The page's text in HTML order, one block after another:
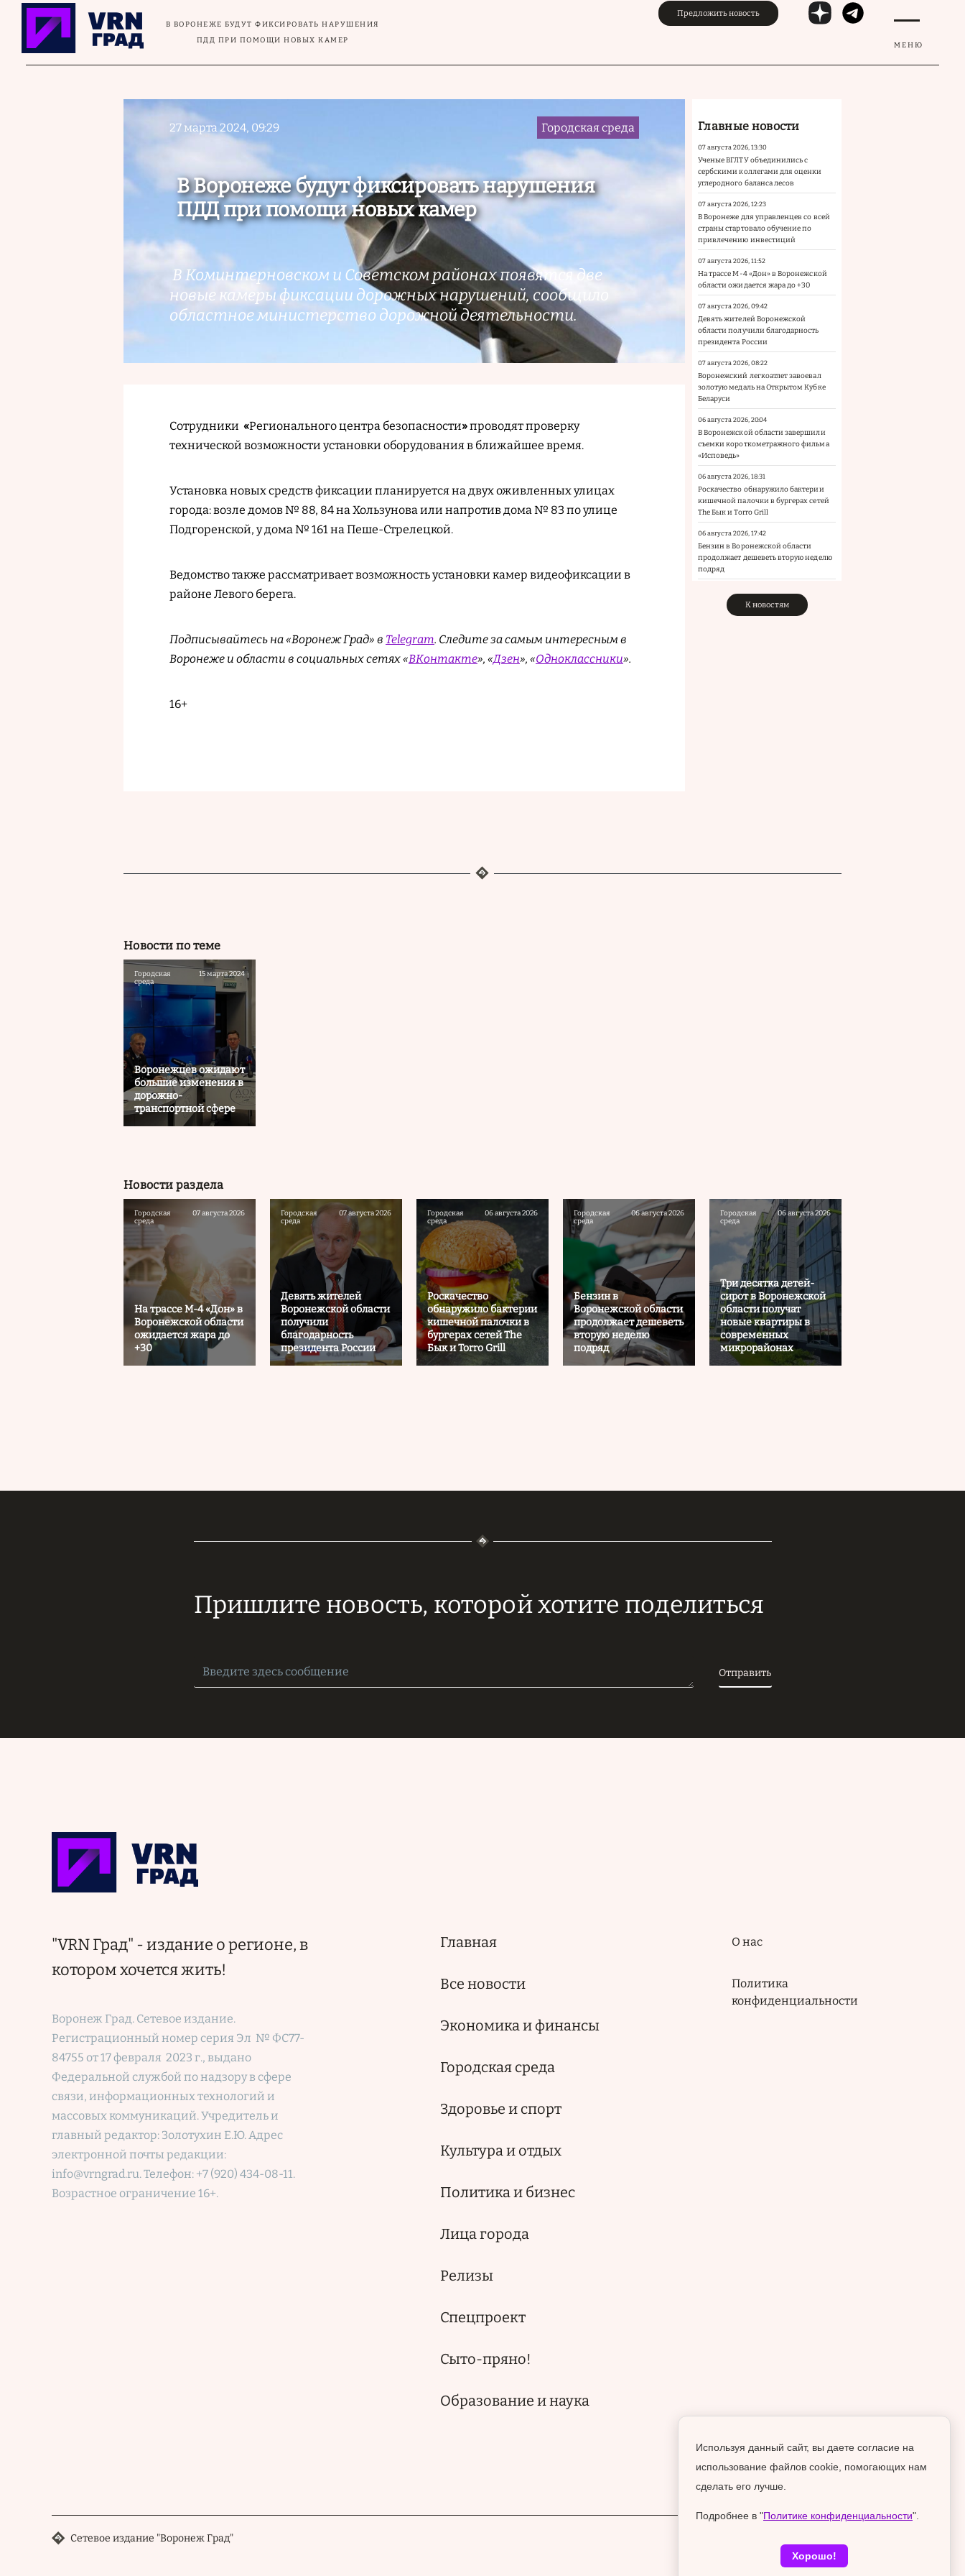
Перейти к основному содержанию
МЕНЮ
В ВОРОНЕЖЕ БУДУТ ФИКСИРОВАТЬ НАРУШЕНИЯ
ПДД ПРИ ПОМОЩИ НОВЫХ КАМЕР
Предложить новость
27 марта 2024, 09:29 Городская среда
В Воронеже будут фиксировать нарушения
ПДД при помощи новых камер
В Коминтерновском и Советском районах появятся две
новые камеры фиксации дорожных нарушений, сообщило
областное министерство дорожной деятельности.
Сотрудники «Регионального центра безопасности»проводят проверку
технической возможности установки оборудования в ближайшее время.
Установка новых средств фиксации планируется на двух оживленных улицах
города: возле домов № 88, 84 на Хользунова или напротив дома № 83 по улице
Подгоренской, у дома № 161 на Пеше-Стрелецкой.
Ведомство также рассматривает возможность установки камер видеофиксации в
районе Левого берега.
Подписывайтесь на «Воронеж Град» в Telegram. Cледите за самым интересным в
Воронеже и области в социальных сетях «ВКонтакте», «Дзен», «Одноклассники».
16+
Главные новости
07 августа 2026, 13:30
Ученые ВГЛТУ объединились с
сербскими коллегами для оценки
углеродного баланса лесов
07 августа 2026, 12:23
В Воронеже для управленцев со всей
страны стартовало обучение по
привлечению инвестиций
07 августа 2026, 11:52
На трассе М-4 «Дон» в Воронежской
области ожидается жара до +30
07 августа 2026, 09:42
Девять жителей Воронежской
области получили благодарность
президента России
07 августа 2026, 08:22
Воронежский легкоатлет завоевал
золотую медаль на Открытом Кубке
Беларуси
06 августа 2026, 20:04
В Воронежской области завершили
съемки короткометражного фильма
«Исповедь»
06 августа 2026, 18:31
Роскачество обнаружило бактерии
кишечной палочки в бургерах сетей
The Бык и Torro Grill
06 августа 2026, 17:42
Бензин в Воронежской области
продолжает дешеветь вторую неделю
подряд
К новостям
Новости по теме
Городская
среда
15 марта 2024
Воронежцев ожидают
большие изменения в
дорожно-
транспортной сфере
Новости раздела
Городская
среда
07 августа 2026
На трассе М-4 «Дон» в
Воронежской области
ожидается жара до
+30
Городская
среда
07 августа 2026
Девять жителей
Воронежской области
получили
благодарность
президента России
Городская
среда
06 августа 2026
Роскачество
обнаружило бактерии
кишечной палочки в
бургерах сетей The
Бык и Torro Grill
Городская
среда
06 августа 2026
Бензин в
Воронежской области
продолжает дешеветь
вторую неделю
подряд
Городская
среда
06 августа 2026
Три десятка детей-
сирот в Воронежской
области получат
новые квартиры в
современных
микрорайонах
Пришлите новость, которой хотите поделиться
"VRN Град" - издание о регионе, в
котором хочется жить!
Воронеж Град. Сетевое издание.
Регистрационный номер серия Эл № ФС77-
84755 от 17 февраля 2023 г., выдано
Федеральной службой по надзору в сфере
связи, информационных технологий и
массовых коммуникаций. Учредитель и
главный редактор: Золотухин Е.Ю. Адрес
электронной почты редакции:
info@vrngrad.ru. Телефон: +7 (920) 434-08-11.
Возрастное ограничение 16+.
Основная
Главная
Все новости
Экономика и финансы
Городская среда
Здоровье и спорт
Культура и отдых
Политика и бизнес
Лица города
Релизы
Спецпроект
Сыто-пряно!
Образование и наука
Подвал
О нас
Политика
конфиденциальности
Сетевое издание "Воронеж Град"
Используя данный сайт, вы даете согласие на
использование файлов cookie, помогающих нам
сделать его лучше.
Подробнее в "Политике конфиденциальности".
Хорошо!